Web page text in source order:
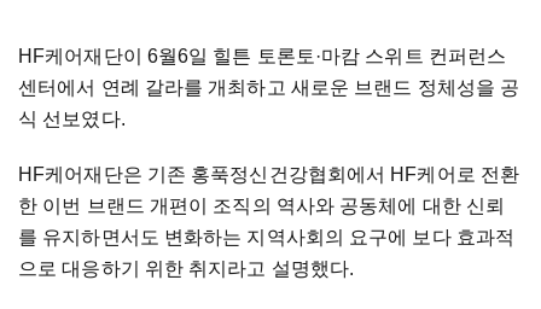
HF케어재단이 6월6일 힐튼 토론토 ·마캄 스위트 컨퍼런스
센터에서 연례 갈라를 개최하고 새로운 브랜드 정체성을 공
식 선보였다.
HF케어재단은 기존 홍푹정신건강협회에서 HF케어로 전환
한 이번 브랜드 개편이 조직의 역사와 공동체에 대한 신뢰
를 유지하면서도 변화하는 지역사회의 요구에 보다 효과적
으로 대응하기 위한 취지라고 설명했다.